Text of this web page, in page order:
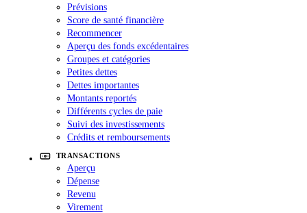
Prévisions
Score de santé financière
Recommencer
Aperçu des fonds excédentaires
Groupes et catégories
Petites dettes
Dettes importantes
Montants reportés
Différents cycles de paie
Suivi des investissements
Crédits et remboursements
TRANSACTIONS
Aperçu
Dépense
Revenu
Virement